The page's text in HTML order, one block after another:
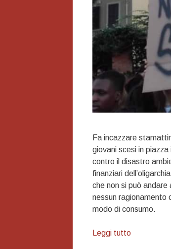
Fa incazzare
giovani scesi in
contro il disastro
finanziari
che non si può
nessun ragionamento
modo di consumo.
Leggi tuttoSulla